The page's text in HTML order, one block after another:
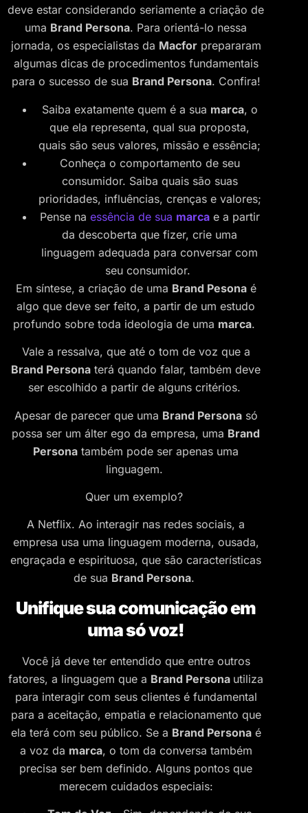
deve estar considerando seriamente a criação de
uma Brand Persona. Para orientá-lo nessa
jornada, os especialistas da Macforprepararam
algumas dicas de procedimentos fundamentais
para o sucesso de sua Brand Persona. Confira!
Saiba exatamente quem é a sua marca, o
que ela representa, qual sua proposta,
quais são seus valores, missão e essência;
Conheça o comportamento de seu
consumidor. Saiba quais são suas
prioridades, influências, crenças e valores;
Pense na essência de sua marcae a partir
da descoberta que fizer, crie uma
linguagem adequada para conversar com
seu consumidor.
Em síntese, a criação de uma Brand Pesonaé
algo que deve ser feito, a partir de um estudo
profundo sobre toda ideologia de uma marca.
Vale a ressalva, que até o tom de voz que a
Brand Persona terá quando falar, também deve
ser escolhido a partir de alguns critérios.
Apesar de parecer que uma Brand Personasó
possa ser um álter ego da empresa, uma Brand
Persona também pode ser apenas uma
linguagem.
Quer um exemplo?
A Netflix. Ao interagir nas redes sociais, a
empresa usa uma linguagem moderna, ousada,
engraçada e espirituosa, que são características
de sua Brand Persona.
Unifique sua comunicação em
uma só voz!
Você já deve ter entendido que entre outros
fatores, a linguagem que a Brand Persona utiliza
para interagir com seus clientes é fundamental
para a aceitação, empatia e relacionamento que
ela terá com seu público. Se a Brand Personaé
a voz da marca, o tom da conversa também
precisa ser bem definido. Alguns pontos que
merecem cuidados especiais: